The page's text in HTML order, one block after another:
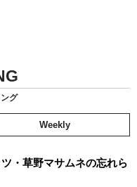
グ
Weekly
・草野マサムネの忘れら